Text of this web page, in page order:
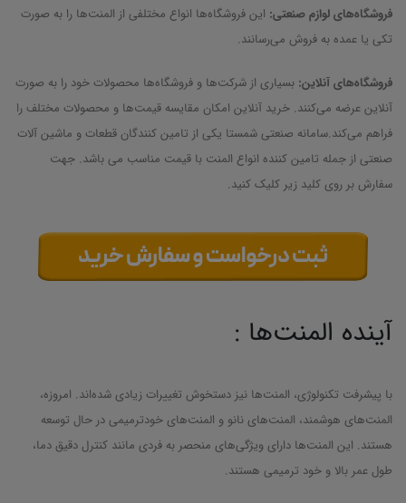
فروشگاه‌های لوازم صنعتی: این فروشگاه‌ها انواع مختلفی از المنت‌ها را به صورت
تکی یا عمده به فروش می‌رسانند.
فروشگاه‌های آنلاین: بسیاری از شرکت‌ها و فروشگاه‌ها محصولات خود را به صورت
آنلاین عرضه می‌کنند. خرید آنلاین امکان مقایسه قیمت‌ها و محصولات مختلف را
فراهم می‌کند.سامانه صنعتی شمستا یکی از تامین کنندگان قطعات و ماشین آلات
صنعتی از جمله تامین کننده انواع المنت با قیمت مناسب می باشد. جهت
سفارش بر روی کلید زیر کلیک کنید.
آینده المنت‌ها :
با پیشرفت تکنولوژی، المنت‌ها نیز دستخوش تغییرات زیادی شده‌اند. امروزه،
المنت‌های هوشمند، المنت‌های نانو و المنت‌های خودترمیمی در حال توسعه
هستند. این المنت‌ها دارای ویژگی‌های منحصر به فردی مانند کنترل دقیق دما،
طول عمر بالا و خود ترمیمی هستند.